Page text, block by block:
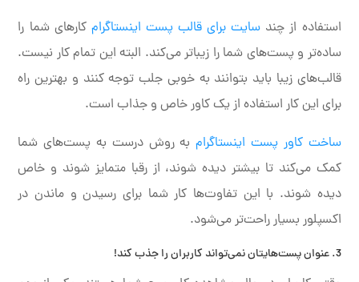
استفاده از چند سایت برای قالب پست اینستاگرام کارهای شما را
ساده‌تر و پست‌های شما را زیباتر می‌کند. البته این تمام کار نیست.
قالب‌های زیبا باید بتوانند به خوبی جلب توجه کنند و بهترین راه
برای این کار استفاده از یک کاور خاص و جذاب است.
ساخت کاور پست اینستاگرام به روش درست به پست‌های شما
کمک می‌کند تا بیشتر دیده شوند، از رقبا متمایز شوند و خاص
دیده شوند. با این تفاوت‌ها کار شما برای رسیدن و ماندن در
اکسپلور بسیار راحت‌تر می‌شود.
3. عنوان پست‌هایتان نمی‌تواند کاربران را جذب کند!